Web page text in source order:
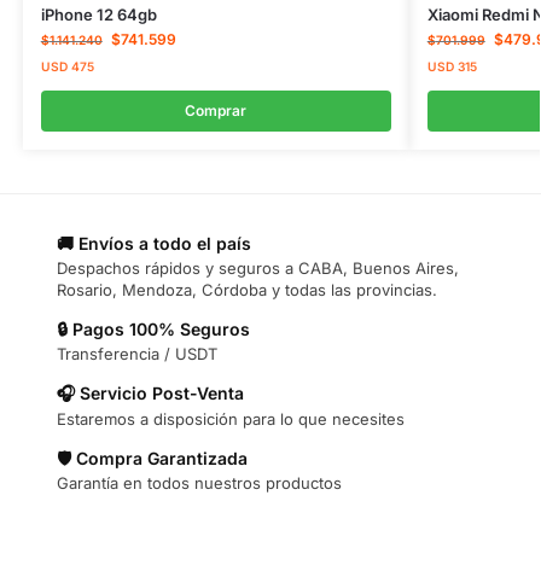
iPhone 12 64gb
$1.141.240 $741.599
USD475
Comprar
Xiaomi Redmi
$701.999 $
USD315
🚚 Envíos a todo el país
Despachos rápidos y seguros a CABA, Buenos Aires,
Rosario, Mendoza, Córdoba y todas las provincias.
🔒 Pagos 100% Seguros
Transferencia / USDT
🎧 Servicio Post-Venta
Estaremos a disposición para lo que necesites
🛡️ Compra Garantizada
Garantía en todos nuestros productos